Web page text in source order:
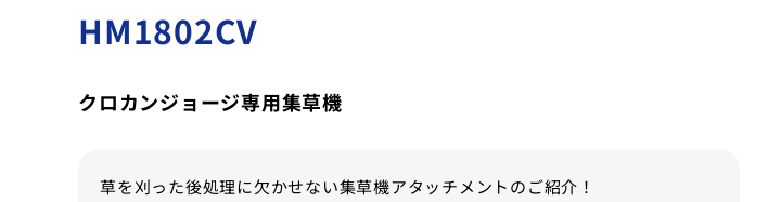
HM1802CV
クロカンジョージ専用集草機
草を刈った後処理に欠かせない集草機アタッチメントのご紹介！